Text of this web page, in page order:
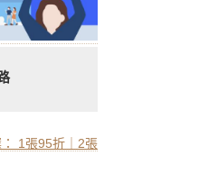
1張95折｜2張